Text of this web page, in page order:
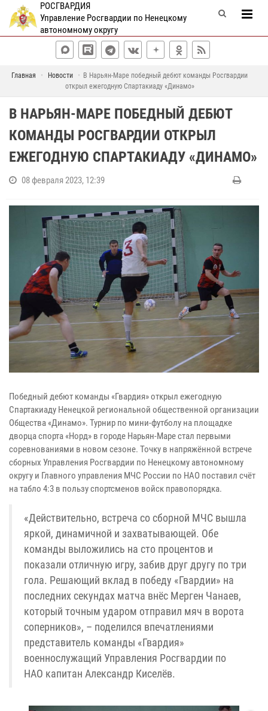
РОСГВАРДИЯ
Управление Росгвардии по Ненецкому
автономному округу
Главная Новости
В Нарьян-Маре победный дебют команды Росгвардии
открыл ежегодную Спартакиаду «Динамо»
В НАРЬЯН-МАРЕ ПОБЕДНЫЙ ДЕБЮТ
КОМАНДЫ РОСГВАРДИИ ОТКРЫЛ
ЕЖЕГОДНУЮ СПАРТАКИАДУ «ДИНАМО»
08 февраля 2023, 12:39
Победный дебют команды «Гвардия» открыл ежегодную
Спартакиаду Ненецкой региональной общественной организации
Общества «Динамо». Турнир по мини-футболу на площадке
дворца спорта «Норд» в городе Нарьян-Маре стал первыми
соревнованиями в новом сезоне. Точку в напряжённой встрече
сборных Управления Росгвардии по Ненецкому автономному
округу и Главного управления МЧС России по НАО поставил счёт
на табло 4:3 в пользу спортсменов войск правопорядка.
«Действительно, встреча со сборной МЧС вышла
яркой, динамичной и захватывающей. Обе
команды выложились на сто процентов и
показали отличную игру, забив друг другу по три
гола. Решающий вклад в победу «Гвардии» на
последних секундах матча внёс Мерген Чанаев,
который точным ударом отправил мяч в ворота
соперников», – поделился впечатлениями
представитель команды «Гвардия»
военнослужащий Управления Росгвардии по
НАО капитан Александр Киселёв.